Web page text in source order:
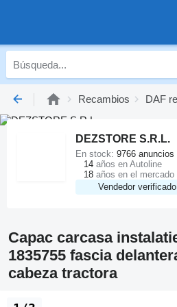
Recambios DAF
DEZSTORE S.R.L.
Vendedor verificado
En stock: 9766 anuncios
14 años en Autoline
18 años en el mercado
Capac carcasa
1835755 fascia
cabeza tractora